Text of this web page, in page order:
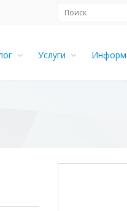
Услуги